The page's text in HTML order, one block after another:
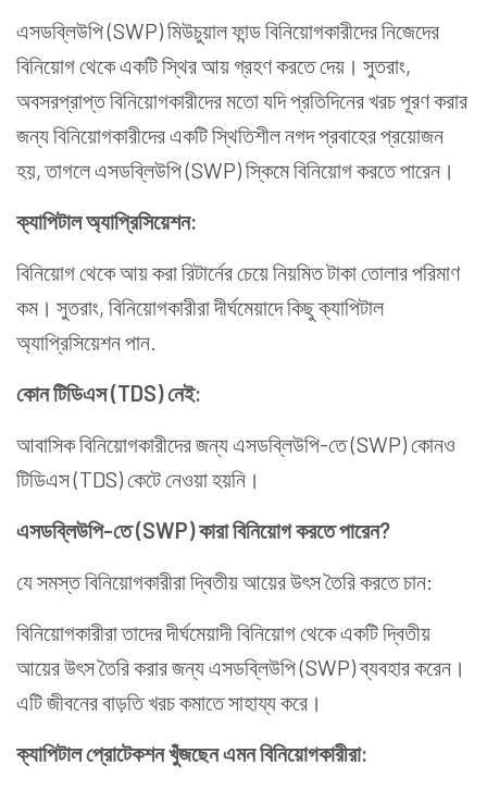
এসডব্লিউপি (SWP) মিউচুয়াল ফান্ড বিনিয়োগকারীদের নিজেদের
বিনিয়োগ থেকে একটি স্থির আয় গ্রহণ করতে দেয়। সুতরাং,
অবসরপ্রাপ্ত বিনিয়োগকারীদের মতো যদি প্রতিদিনের খরচ পূরণ করার
জন্য বিনিয়োগকারীদের একটি স্থিতিশীল নগদ প্রবাহের প্রয়োজন
হয়, তাগলে এসডব্লিউপি (SWP) স্কিমে বিনিয়োগ করতে পারেন।
ক্যাপিটাল অ্যাপ্রিসিয়েশন:
বিনিয়োগ থেকে আয় করা রিটার্নের চেয়ে নিয়মিত টাকা তোলার পরিমাণ
কম। সুতরাং, বিনিয়োগকারীরা দীর্ঘমেয়াদে কিছু ক্যাপিটাল
অ্যাপ্রিসিয়েশন পান.
কোন টিডিএস (TDS) নেই:
আবাসিক বিনিয়োগকারীদের জন্য এসডব্লিউপি-তে (SWP) কোনও
টিডিএস (TDS) কেটে নেওয়া হয়নি।
এসডব্লিউপি-তে (SWP) কারা বিনিয়োগ করতে পারেন?
যে সমস্ত বিনিয়োগকারীরা দ্বিতীয় আয়ের উৎস তৈরি করতে চান:
বিনিয়োগকারীরা তাদের দীর্ঘমেয়াদী বিনিয়োগ থেকে একটি দ্বিতীয়
আয়ের উৎস তৈরি করার জন্য এসডব্লিউপি (SWP) ব্যবহার করেন।
এটি জীবনের বাড়তি খরচ কমাতে সাহায্য করে।
ক্যাপিটাল প্রোটেকশন খুঁজছেন এমন বিনিয়োগকারীরা: